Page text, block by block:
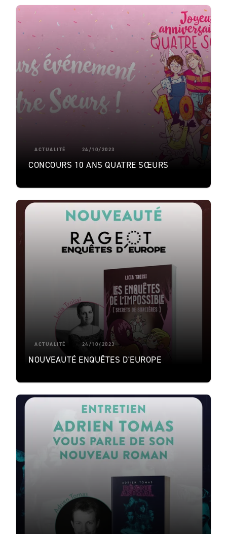
ACTUALITÉ 24/10/2023
CONCOURS 10 ANS QUATRE SŒURS
ACTUALITÉ 24/10/2023
NOUVEAUTÉ ENQUÊTES D'EUROPE